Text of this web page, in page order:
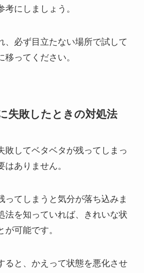
考にしましょう。
、必ず目立たない場所で試して
ってください。
失敗したときの対処法
敗してベタベタが残ってしまっ
はありません。
ってしまうと気分が落ち込みま
法を知っていれば、きれいな状
可能です。
ると、かえって状態を悪化させ